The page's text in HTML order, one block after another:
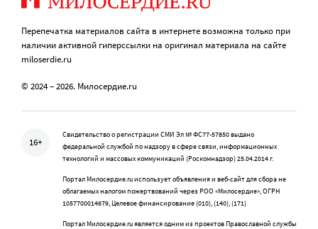
Перепечатка материалов сайта в интернете возможна только при
наличии активной гиперссылки на оригинал материала на сайте
miloserdie.ru
© 2024 – 2026. Милосердие.ru
16+
Свидетельство о регистрации СМИ Эл № ФС77-57850 выдано
федеральной службой по надзору в сфере связи, информационных
технологий и массовых коммуникаций (Роскомнадзор) 25.04.2014 г.
Портал Милосердие.ru использует объявления и веб-сайт для сбора не
облагаемых налогом пожертвований через РОО «Милосердие», ОГРН
1057700014679, Целевое финансирование (010), (140), (171)
Портал Милосердие.ru является одним из проектов Православной службы